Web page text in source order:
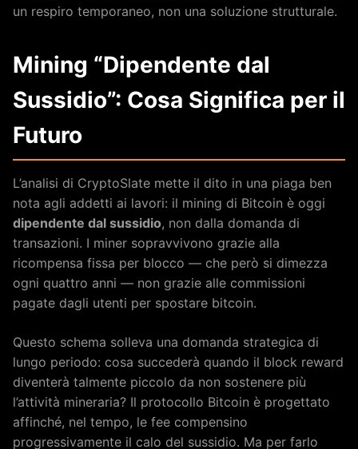
un respiro temporaneo, non una soluzione strutturale.
Mining “Dipendente dal
Sussidio”: Cosa Significa per il
Futuro
L’analisi di CryptoSlate mette il dito in una piaga ben
nota agli addetti ai lavori: il mining di Bitcoin è oggi
dipendente dal sussidio, non dalla domanda di
transazioni. I miner sopravvivono grazie alla
ricompensa fissa per blocco — che però si dimezza
ogni quattro anni — non grazie alle commissioni
pagate dagli utenti per spostare bitcoin.
Questo schema solleva una domanda strategica di
lungo periodo: cosa succederà quando il block reward
diventerà talmente piccolo da non sostenere più
l’attività mineraria? Il protocollo Bitcoin è progettato
affinché, nel tempo, le fee compensino
progressivamente il calo del sussidio. Ma per farlo